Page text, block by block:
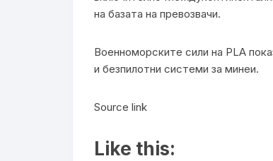
на базата на превозвачи.
Военноморските сили на PLA
и безпилотни системи за минеи.
Source link
Like this: